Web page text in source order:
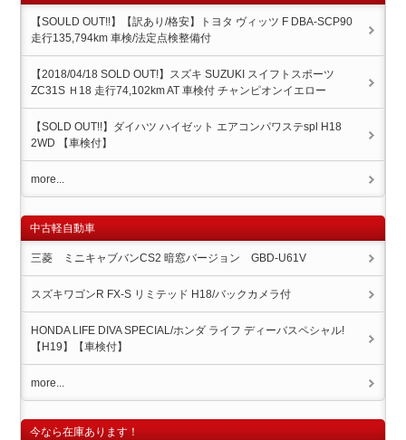
【SOULD OUT!!】【訳あり/格安】トヨタ ヴィッツ F DBA-SCP90
走行135,794km 車検/法定点検整備付
【2018/04/18 SOLD OUT!】スズキ SUZUKI スイフトスポーツ
ZC31S Ｈ18 走行74,102km AT 車検付 チャンピオンイエロー
【SOLD OUT!!】ダイハツ ハイゼット エアコンパワステspl H18
2WD 【車検付】
more...
中古軽自動車
三菱 ミニキャブバンCS2 暗窓バージョン GBD-U61V
スズキワゴンR FX-S リミテッド H18/バックカメラ付
HONDA LIFE DIVA SPECIAL/ホンダ ライフ ディーバスペシャル!
【H19】【車検付】
more...
今なら在庫あります！